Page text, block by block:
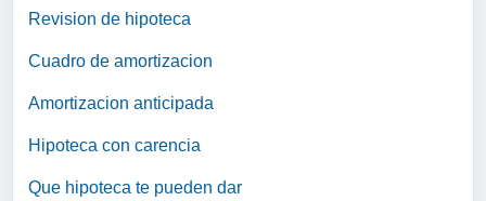
Revision de hipoteca
Cuadro de amortizacion
Amortizacion anticipada
Hipoteca con carencia
Que hipoteca te pueden dar